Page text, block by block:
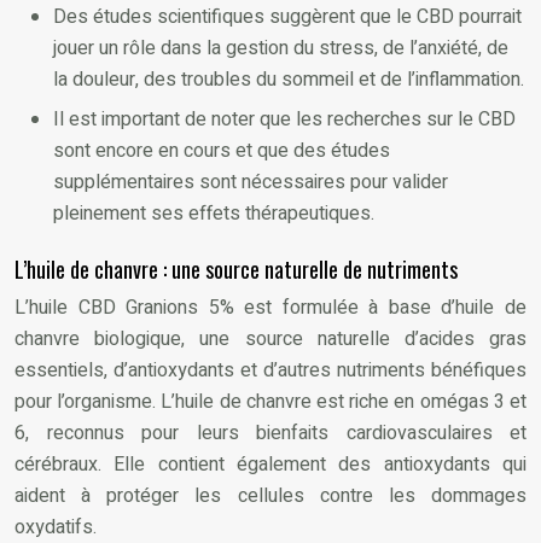
Des études scientifiques suggèrent que le CBD pourrait
jouer un rôle dans la gestion du stress, de l’anxiété, de
la douleur, des troubles du sommeil et de l’inflammation.
Il est important de noter que les recherches sur le CBD
sont encore en cours et que des études
supplémentaires sont nécessaires pour valider
pleinement ses effets thérapeutiques.
L’huile de chanvre : une source naturelle de nutriments
L’huile CBD Granions 5% est formulée à base d’huile de
chanvre biologique, une source naturelle d’acides gras
essentiels, d’antioxydants et d’autres nutriments bénéfiques
pour l’organisme. L’huile de chanvre est riche en omégas 3 et
6, reconnus pour leurs bienfaits cardiovasculaires et
cérébraux. Elle contient également des antioxydants qui
aident à protéger les cellules contre les dommages
oxydatifs.